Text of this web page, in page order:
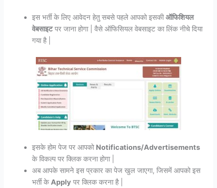
इस भर्ती के लिए आवेदन हेतु सबसे पहले आपको इसकीऑफिशियल
वेबसाइटपर जाना होगा | वैसे ऑफिसियल वेबसाइट का लिंक नीचे दिया
गया है |
इसके होम पेज पर आपको Notifications/Advertisements
के विकल्प पर क्लिक करना होगा |
अब आपके सामने इस प्रकार का पेज खुल जाएगा, जिसमें आपको इस
भर्ती केApply पर क्लिक करना है |